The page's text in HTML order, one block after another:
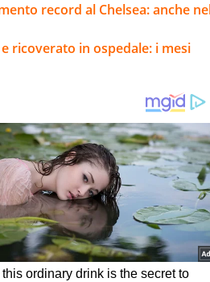
record al Chelsea: anche
ricoverato in ospedale: i mesi